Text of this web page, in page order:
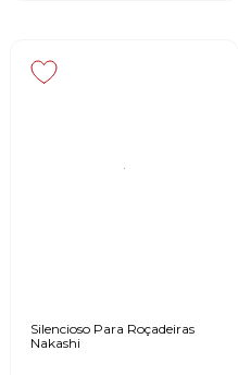
Silencioso Para Roçadeiras
Nakashi